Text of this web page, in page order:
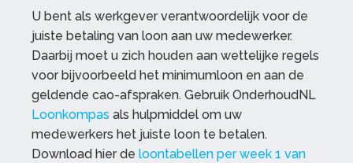
U bent als werkgever verantwoordelijk voor de
juiste betaling van loon aan uw medewerker.
Daarbij moet u zich houden aan wettelijke regels
voor bijvoorbeeld het minimumloon en aan de
geldende cao-afspraken. Gebruik OnderhoudNL
Loonkompas als hulpmiddel om uw
medewerkers het juiste loon te betalen.
Download hier de loontabellen per week 1 van